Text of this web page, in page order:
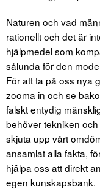
Naturen och vad
rationellt och det är
hjälpmedel som
sålunda för den
För att ta på oss nya
zooma in och se
falskt entydig
behöver tekniken
skjuta upp vårt
ansamlat alla fakta,
hjälpa oss att direkt
egen kunskapsbank.